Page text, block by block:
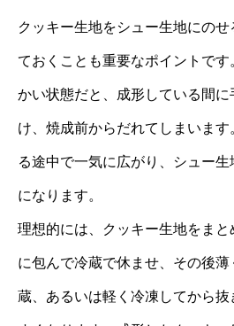
クッキー生地をシュー生地にの
ておくことも重要なポイントで
かい状態だと、成形している間
け、焼成前からだれてしまいま
る途中で一気に広がり、シュー
になります。
理想的には、クッキー生地をま
に包んで冷蔵で休ませ、その後
蔵、あるいは軽く冷凍してから